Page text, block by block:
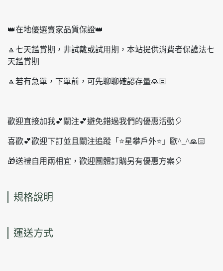
👑在地優選賣家品質保證👑
🔼七天鑑賞期，非試戴或試用期，本站提供消費者保護法七
天鑑賞期
🔼若有急單，下單前，可先聊聊確認存量🙏🏻
歡迎直接加我💕關注💕避免錯過我們的優惠活動🎈
喜歡💕歡迎下訂並且關注追蹤「⭐️星攀戶外⭐️」歐^_^🙏🏻
🎁送禮自用兩相宜，歡迎團體訂購另有優惠方案🎈
規格說明
運送方式